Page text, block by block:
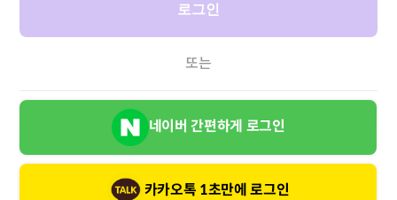
로그인
또는
네이버 간편하게 로그인
카카오톡 1초만에 로그인